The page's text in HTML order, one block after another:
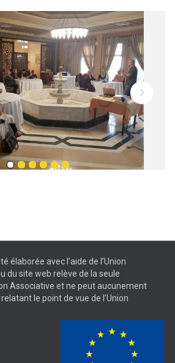
élaborée avec l’aide de l’Union
du site web relève de la seule
Associative et ne peut aucunement
le point de vue de l’Union